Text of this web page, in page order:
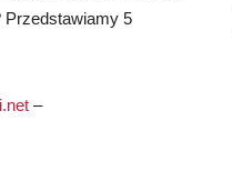
Przedstawiamy 5
–